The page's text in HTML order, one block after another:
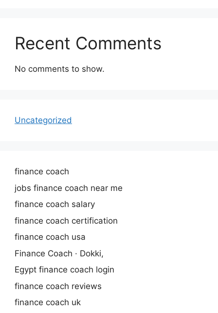
Recent Comments
No comments to show.
Uncategorized
finance coach
jobs finance coach near me
finance coach salary
finance coach certification
finance coach usa
Finance Coach · Dokki,
Egypt finance coach login
finance coach reviews
finance coach uk